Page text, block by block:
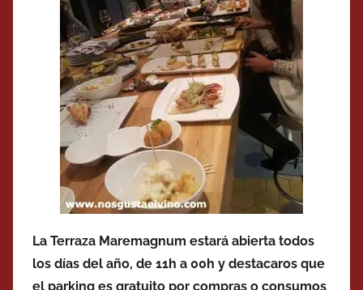
La Terraza Maremagnum estará abierta todos
los días del año, de 11h a 00h y destacaros que
el parking es gratuito por compras o consumos